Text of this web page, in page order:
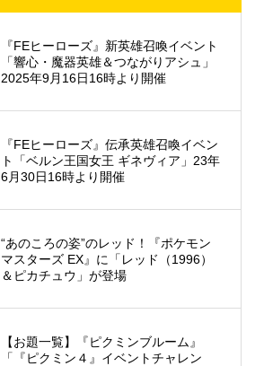
『FEヒーローズ』新英雄召喚イベント
「響心・魔器英雄＆つながりアシュ」
2025年9月16日16時より開催
『FEヒーローズ』伝承英雄召喚イベン
ト「ベルン王国女王 ギネヴィア」23年
6月30日16時より開催
“あのころの姿”のレッド！『ポケモン
マスターズ EX』に「レッド（1996）
＆ピカチュウ」が登場
【お題一覧】『ピクミンブルーム』
「『ピクミン４』イベントチャレン